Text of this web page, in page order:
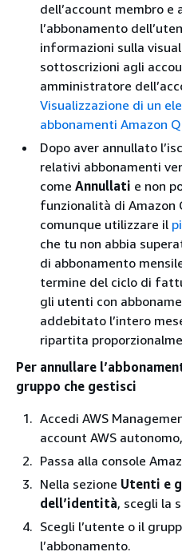
dell’account membro
l’abbonamento
informazioni sulla
sottoscrizioni agli
amministratore
Visualizzazione di un
abbonamenti Amazon
Dopo aver annullato
relativi abbonamenti
come Annullati e non
funzionalità di Amazon
comunque utilizzare il
che tu non abbia
di abbonamento
termine del ciclo di
gli utenti con
addebitato l’intero
ripartita
Per annullare
gruppo che gestisci
Accedi AWS
account AWS
Passa alla console
Nella sezione Utenti e
dell’identità, scegli la
Scegli l’utente o il
l’abbonamento.